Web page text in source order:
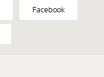
Facebook